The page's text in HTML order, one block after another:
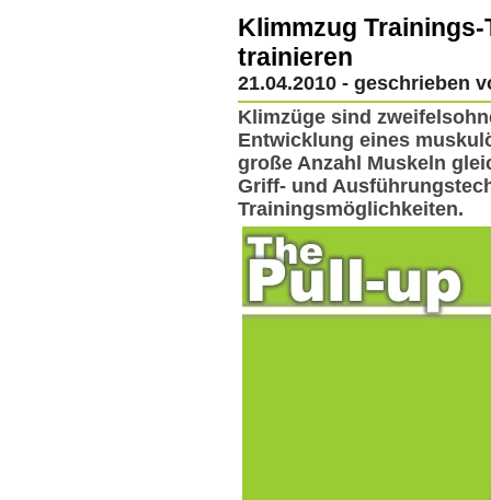
Klimmzug
trainieren
21.04.2010 - geschrieben
Klimzüge sind
Entwicklung eines
große Anzahl Muskeln
Griff- und
Trainingsmöglichkeiten.